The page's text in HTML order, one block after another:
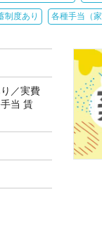
制度あり 各種手当（
／実費
当 賃